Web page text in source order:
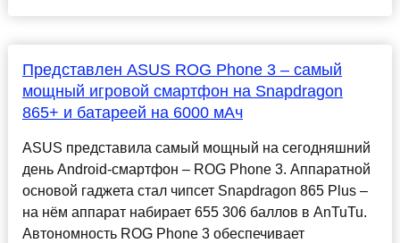
Представлен ASUS ROG Phone 3 – самый
мощный игровой смартфон на Snapdragon
865+ и батареей на 6000 мАч
ASUS представила самый мощный на сегодняшний
день Android-смартфон – ROG Phone 3. Аппаратной
основой гаджета стал чипсет Snapdragon 865 Plus –
на нём аппарат набирает 655 306 баллов в AnTuTu.
Автономность ROG Phone 3 обеспечивает